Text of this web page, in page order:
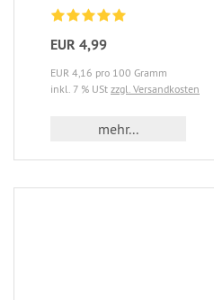
EUR 4,99
EUR 4,16 pro 100 Gramm
inkl. 7 % USt zzgl. Versandkosten
mehr...